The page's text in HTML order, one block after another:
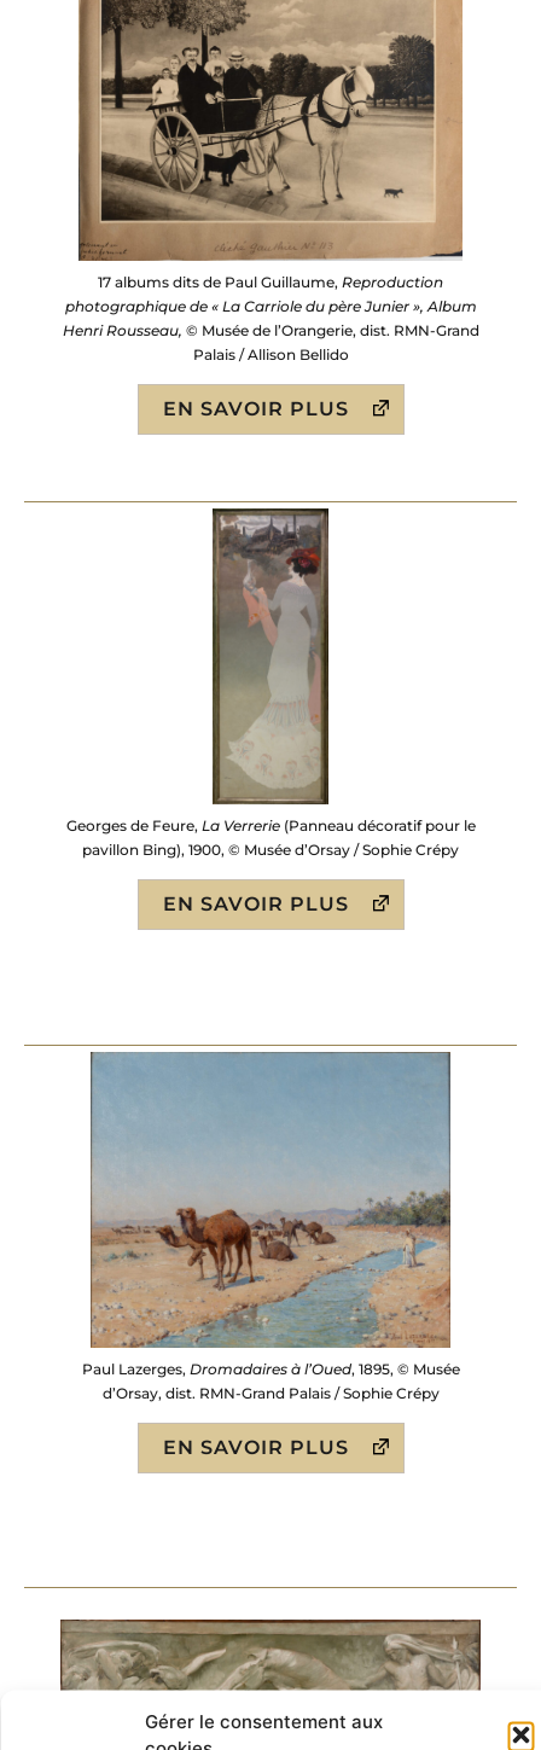
Gérer le consentement aux
17 albums dits de Paul Guillaume, Reproduction
photographique de « La Carriole du père Junier », Album
Henri Rousseau, © Musée de l’Orangerie, dist. RMN-Grand
Palais / Allison Bellido
EN SAVOIR PLUS
Georges de Feure, La Verrerie(Panneau décoratif pour le
pavillon Bing), 1900, © Musée d’Orsay / Sophie Crépy
EN SAVOIR PLUS
Paul Lazerges, Dromadaires à l’Oued, 1895, © Musée
d’Orsay, dist. RMN-Grand Palais / Sophie Crépy
EN SAVOIR PLUS